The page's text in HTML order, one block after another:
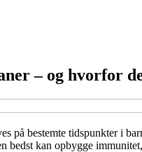
– og hvorfor
på bestemte tidspunkter i
kan opbygge